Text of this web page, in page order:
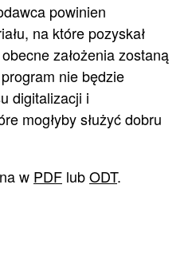
powinien
na które pozyskał
założenia zostaną
nie będzie
digitalizacji i
mogłyby służyć dobru
w PDF lubODT.